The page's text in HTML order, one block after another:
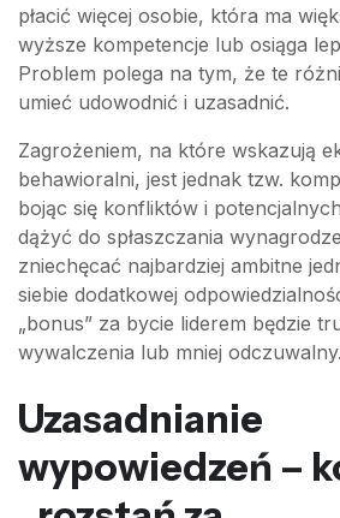
płacić więcej osobie, która ma
wyższe kompetencje lub osiąga
Problem polega na tym, że te
umieć udowodnić i uzasadnić.
Zagrożeniem, na które wskazują
behawioralni, jest jednak tzw.
bojąc się konfliktów i
dążyć do spłaszczania
zniechęcać najbardziej ambitne
siebie dodatkowej
„bonus” za bycie liderem będzie
wywalczenia lub mniej odczuwalny.
Uzasadnianie
wypowiedzeń –